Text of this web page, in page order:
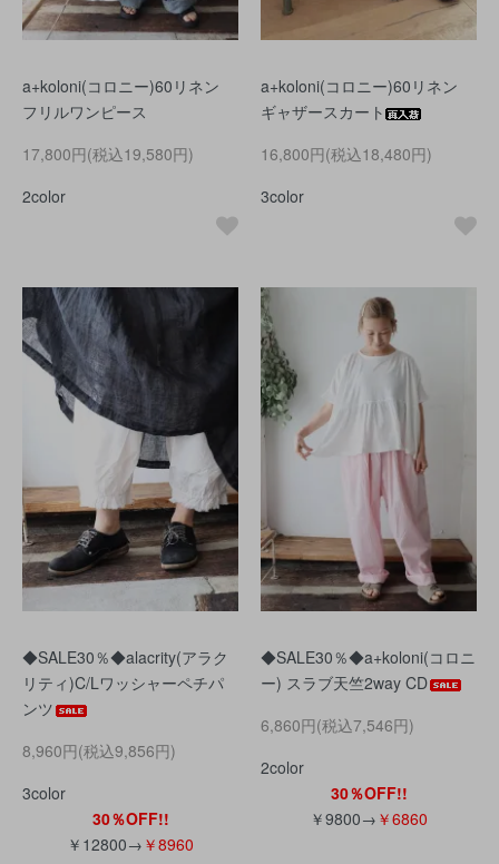
a+koloni(コロニー)60リネン
フリルワンピース
17,800円(税込19,580円)
2color
a+koloni(コロニー)60リネン
ギャザースカート
16,800円(税込18,480円)
3color
◆SALE30％◆alacrity(アラク
リティ)C/Lワッシャーペチパ
ンツ
8,960円(税込9,856円)
3color
30％OFF!!
￥12800→ ￥8960
◆SALE30％◆a+koloni(コロニ
ー) スラブ天竺2way CD
6,860円(税込7,546円)
2color
30％OFF!!
￥9800→ ￥6860